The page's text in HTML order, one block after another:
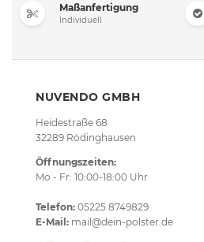
Maßanfertigung
Individuell
NUVENDO GMBH
Heidestraße 68
32289 Rödinghausen
Öffnungszeiten:
Mo - Fr: 10:00-18:00 Uhr
Telefon: 05225 8749829
E-Mail: mail@dein-polster.de